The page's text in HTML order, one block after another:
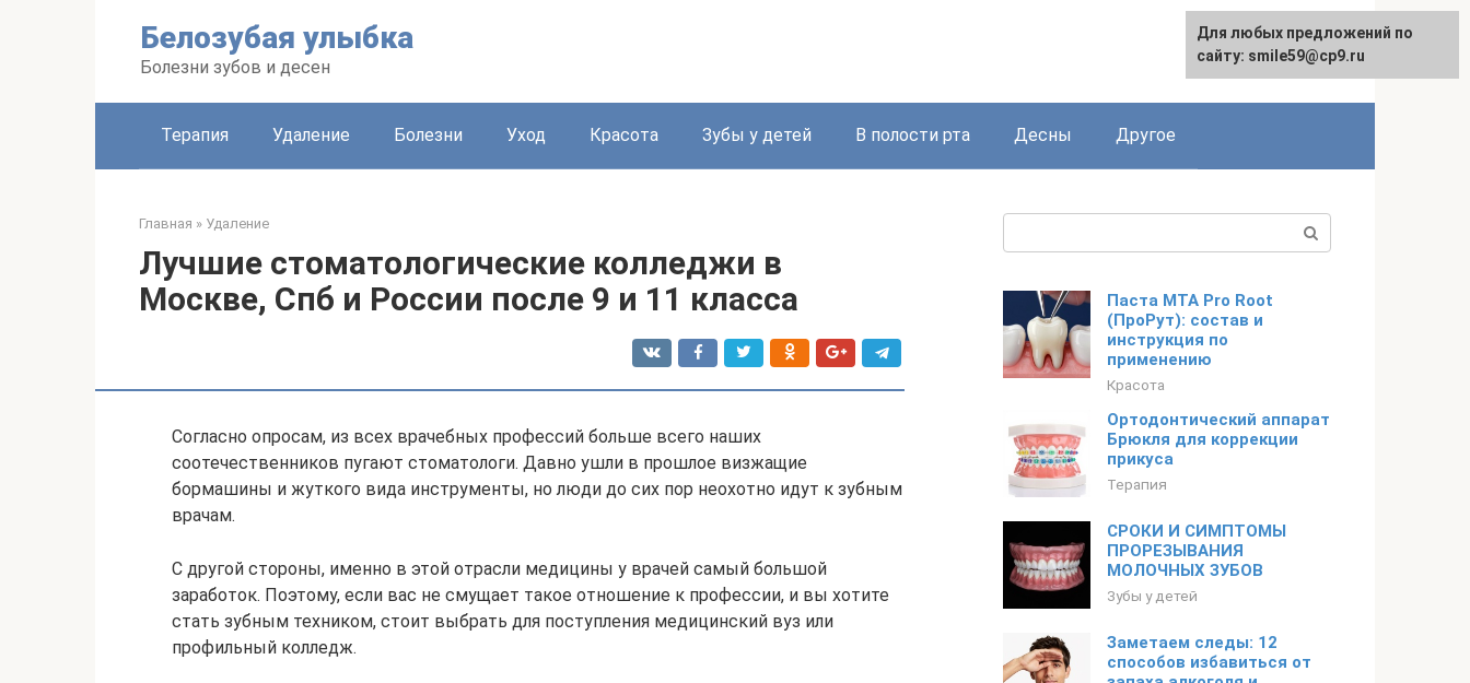
Белозубая улыбка
Болезни зубов и десен
Терапия Удаление Болезни Уход Красота Зубы у детей В полости рта Десны Другое
Главная » Удаление
Лучшие стоматологические колледжи в
Москве, Спб и России после 9 и 11 класса
Согласно опросам, из всех врачебных профессий больше всего наших
соотечественников пугают стоматологи. Давно ушли в прошлое визжащие
бормашины и жуткого вида инструменты, но люди до сих пор неохотно идут к зубным
врачам.
С другой стороны, именно в этой отрасли медицины у врачей самый большой
заработок. Поэтому, если вас не смущает такое отношение к профессии, и вы хотите
стать зубным техником, стоит выбрать для поступления медицинский вуз или
профильный колледж.
Паста МТА Pro Root
(ПроРут): состав и
инструкция по
применению
Красота
Ортодонтический аппарат
Брюкля для коррекции
прикуса
Терапия
СРОКИ И СИМПТОМЫ
ПРОРЕЗЫВАНИЯ
МОЛОЧНЫХ ЗУБОВ
Зубы у детей
Заметаем следы: 12
способов избавиться от
Для любых предложений по
сайту: smile59@cp9.ru